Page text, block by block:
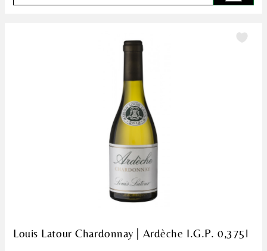
Louis Latour Chardonnay | Ardèche I.G.P. 0,375l